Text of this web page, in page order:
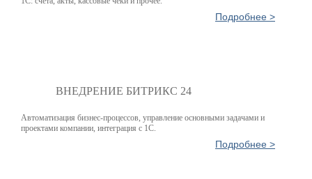
Подробнее >
ВНЕДРЕНИЕ БИТРИКС 24
Автоматизация бизнес-процессов, управление основными задачами и
проектами компании, интеграция с 1С.
Подробнее >